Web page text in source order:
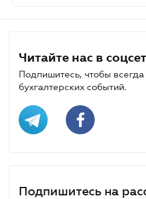
Читайте нас в
Подпишитесь, чтобы всегда
бухгалтерских событий.
Подпишитесь на